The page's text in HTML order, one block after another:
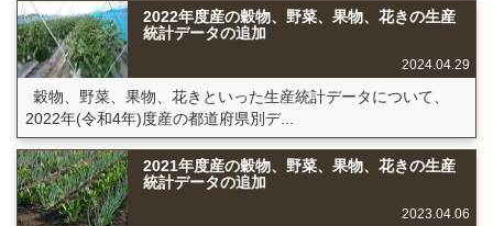
2022年度産の穀物、野菜、果物、花きの生産
統計データの追加
2024.04.29
穀物、野菜、果物、花きといった生産統計データについて、
2022年(令和4年)度産の都道府県別デ...
2021年度産の穀物、野菜、果物、花きの生産
統計データの追加
2023.04.06